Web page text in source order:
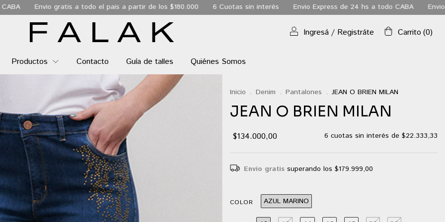
el pais a partir de los $180.000 6 Cuotas sin interés Envio Express de 24 hs a todo CABA Envio gratis a todo el pais a
Ingresá / Registráte Carrito (0)
Productos Contacto Guía de talles Quiénes Somos
Inicio . Denim . Pantalones . JEAN O BRIEN MILAN
JEAN O BRIEN MILAN
$134.000,00 6 cuotas sin interés de $22.333,33
Envío gratis superando los $179.999,00
COLOR AZUL MARINO